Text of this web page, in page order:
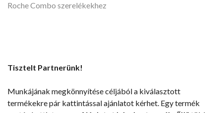
Roche Combo szerelékekhez
Tisztelt Partnerünk!
Munkájának megkönnyítése céljából a kiválasztott
termékekre pár kattintással ajánlatot kérhet. Egy termék